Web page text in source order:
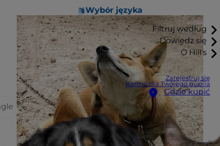
Wybór języka
Filtruj według
Dowiedz się
O Hill's
Zarejestruj się
Karma dla Twojego pupila
Gdzie kupić